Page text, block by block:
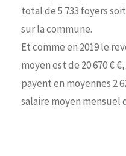
total de 5 733 foyers
sur la commune.
Et comme en 2019 le
moyen est de 20 670 €
payent en moyennes 2
salaire moyen mensuel